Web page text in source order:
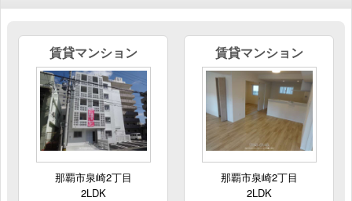
賃貸マンション
那覇市泉崎2丁目
2LDK
賃貸マンション
那覇市泉崎2丁目
2LDK